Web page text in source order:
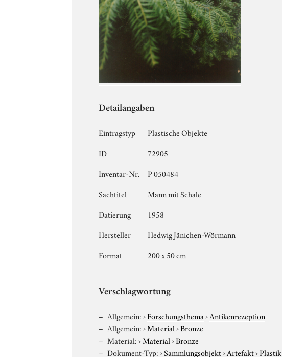
Detailangaben
Eintragstyp
Plastische Objekte
ID
72905
Inventar-Nr.
P 050484
Sachtitel
Mann mit Schale
Datierung
1958
Hersteller
Hedwig Jänichen-Wörmann
Format
200 x 50 cm
Verschlagwortung
Allgemein:›Forschungsthema›Antikenrezeption
Allgemein:›Material›Bronze
Material:›Material›Bronze
Dokument-Typ:›Sammlungsobjekt›Artefakt›Plastik